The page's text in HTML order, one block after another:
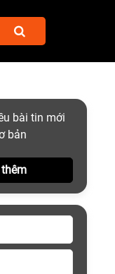
bài tin mới
bản